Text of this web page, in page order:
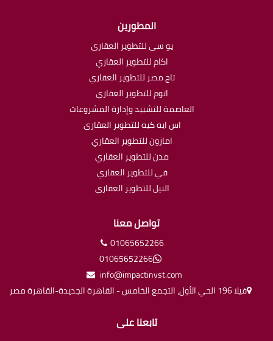
المطورين
يو سى للتطوير العقارى
اكام للتطوير العقاري
تاج مصر للتطوير العقاري
اتوم للتطوير العقاري
العاصمة للتشييد وإدارة المشروعات
اس ايه كيه للتطوير العقارى
امازون للتطوير العقاري
مدن للتطوير العقاري
في للتطوير العقاري
النيل للتطوير العقاري
تواصل معنا
01065652266
01065652266
info@impactinvst.com
فيلا 196 الحي الأول، التجمع الخامس - القاهرة الجديدة-القاهرة مصر
تابعنا على